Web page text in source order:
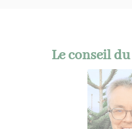
Le conseil